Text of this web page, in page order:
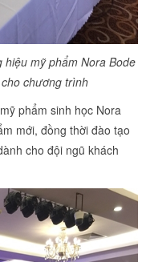
mỹ phẩm Nora Bode
chương trình
phẩm sinh học Nora
mới, đồng thời đào tạo
cho đội ngũ khách